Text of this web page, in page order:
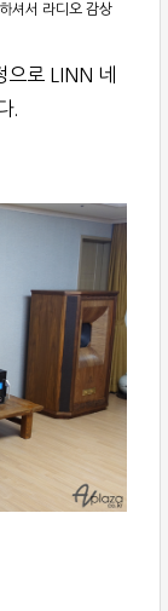
셔서 라디오 감상
으로 LINN 네
.